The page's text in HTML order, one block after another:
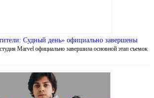
Судный день» официально завершены
Marvel официально завершила основной этап съемок